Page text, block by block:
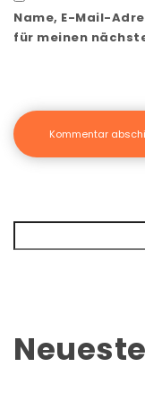
Name, E-Mail-
für meinen